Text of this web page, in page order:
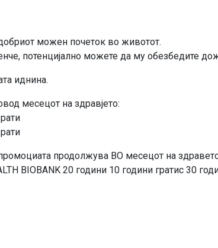
можен почеток во животот.
потенцијално можете да му обезбедите
иднина.
месецот на здравјето: